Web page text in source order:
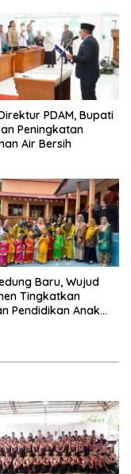
PDAM, Bupati
Peningkatan
Air Bersih
Baru, Wujud
Tingkatkan
Pendidikan Anak